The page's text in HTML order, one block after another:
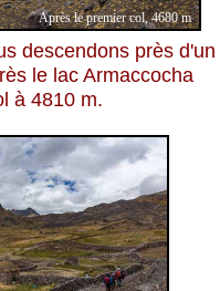
Après le premier col, 4680 m
descendons près d'un
le lac Armaccocha
à 4810 m.